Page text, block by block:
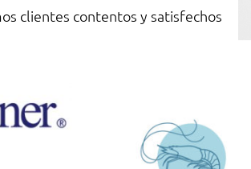
clientes contentos y satisfechos